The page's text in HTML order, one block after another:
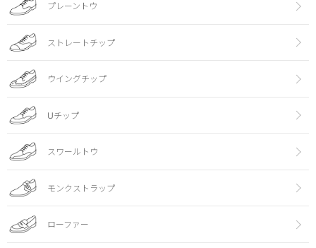
プレーントウ
ストレートチップ
ウイングチップ
Uチップ
スワールトウ
モンクストラップ
ローファー